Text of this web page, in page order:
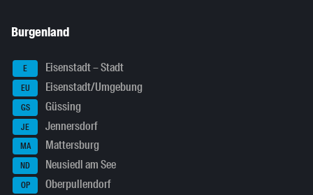
Burgenland
E Eisenstadt – Stadt
EU Eisenstadt/Umgebung
GS Güssing
JE Jennersdorf
MA Mattersburg
ND Neusiedl am See
OP Oberpullendorf